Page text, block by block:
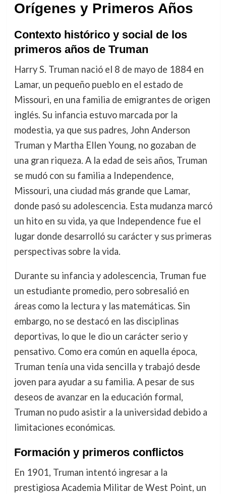
Orígenes y Primeros Años
Contexto histórico y social de los
primeros años de Truman
Harry S. Truman nació el 8 de mayo de 1884 en
Lamar, un pequeño pueblo en el estado de
Missouri, en una familia de emigrantes de origen
inglés. Su infancia estuvo marcada por la
modestia, ya que sus padres, John Anderson
Truman y Martha Ellen Young, no gozaban de
una gran riqueza. A la edad de seis años, Truman
se mudó con su familia a Independence,
Missouri, una ciudad más grande que Lamar,
donde pasó su adolescencia. Esta mudanza marcó
un hito en su vida, ya que Independence fue el
lugar donde desarrolló su carácter y sus primeras
perspectivas sobre la vida.
Durante su infancia y adolescencia, Truman fue
un estudiante promedio, pero sobresalió en
áreas como la lectura y las matemáticas. Sin
embargo, no se destacó en las disciplinas
deportivas, lo que le dio un carácter serio y
pensativo. Como era común en aquella época,
Truman tenía una vida sencilla y trabajó desde
joven para ayudar a su familia. A pesar de sus
deseos de avanzar en la educación formal,
Truman no pudo asistir a la universidad debido a
limitaciones económicas.
Formación y primeros conflictos
En 1901, Truman intentó ingresar a la
prestigiosa Academia Militar de West Point, un